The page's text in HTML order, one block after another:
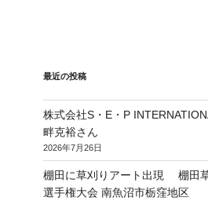
最近の投稿
株式会社S・E・P
畔克裕さん
2026年7月26日
棚田に草刈りアート出現 棚田
選手権大会 南魚沼市栃窪地区